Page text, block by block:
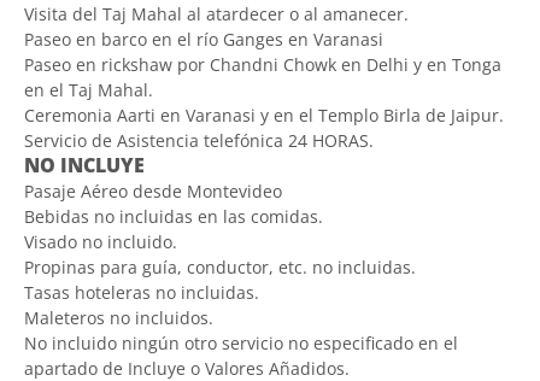
Visita del Taj Mahal al atardecer o al amanecer.
Paseo en barco en el río Ganges en Varanasi
Paseo en rickshaw por Chandni Chowk en Delhi y en Tonga
en el Taj Mahal.
Ceremonia Aarti en Varanasi y en el Templo Birla de Jaipur.
Servicio de Asistencia telefónica 24 HORAS.
NO INCLUYE
Pasaje Aéreo desde Montevideo
Bebidas no incluidas en las comidas.
Visado no incluido.
Propinas para guía, conductor, etc. no incluidas.
Tasas hoteleras no incluidas.
Maleteros no incluidos.
No incluido ningún otro servicio no especificado en el
apartado de Incluye o Valores Añadidos.